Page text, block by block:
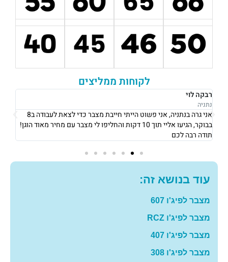
לקוחות ממליצים
רבקה לוי
נתניה
אני גרה בנתניה, אני פשוט הייתי חייבת מצבר כדי לצאת לעבודה ב8
בבוקר, הגיעו אליי תוך 10 דקות והחליפו לי מצבר עם מחיר מאוד הוגן!
תודה רבה לכם
עוד בנושא זה:
מצבר לפיג'ו 607
מצבר לפיג'ו RCZ
מצבר לפיג'ו 407
מצבר לפיג'ו 308